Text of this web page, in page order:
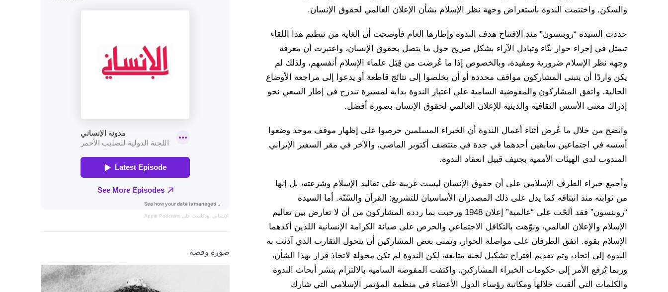
والسكن. واختتمت الندوة باستعراض وجهة نظر الإسلام بشأن الإعلان العالمي لحقوق الإنسان.
حددت السيدة “روبنسون” منذ الافتتاح هدف الندوة وإطارها العام فأوضحت أن الغاية من تنظيم هذا اللقاء
تتمثل في إجراء حوار بنّاء وتبادل الآراء بشكل صريح حول ما يتصل بحقوق الإنسان، واعتبرت أن معرفة
وجهة نظر الإسلام ضرورية ومفيدة، وبالخصوص إذا ما عُرضت من قِبَل علماء الإسلام أنفسهم، ولذلك لم
يكن واردًا أن يتبنى المشاركون مواقف محددة أو أن يخلصوا إلى نتائج قاطعة أو يدعوا إلى مراجعة الأوضاع
الحالية. واتفق المشاركون والمفوضية السامية على اعتبار الندوة بداية لمسيرة تندرج في إطار السعي نحو
إدراك معنى الأسس الثقافية والدينية للإعلان العالمي لحقوق الإنسان بصورة أفضل.
واتضح من خلال ما عُرض أثناء أعمال الندوة أن الخبراء المسلمين حرصوا على إظهار موقف موحد وضعوا
أسسه في اجتماعين سابقين أحدهما في جدة في منتصف أكتوبر الماضي، والآخر في مقر السفير الإيراني
المندوب لدى الهيئات الأممية بجنيف قبيل انعقاد الندوة.
وأجمع خبراء الطرف الإسلامي على أن حقوق الإنسان ليست غريبة على تقاليد الإسلام وشرعته، بل إنها
من ثوابته منذ انبثاقه كما يدل على ذلك المصدران الأساسيان للتشريع: القرآن والسّنّة. أما السيدة
“روبنسون” فقد ألحّت على “عالمية” إعلان 1948 ورحبت بما ردده المشاركون من أن لا تعارض بين تعاليم
الإسلام والإعلان العالمي، ونوّهت بالتكافل الاجتماعي والحرص على صيانة الكرامة الإنسانية اللذين أكدهما
الإسلام بقوة. اتفق الطرفان على مواصلة الحوار، وتمنى بعض المشاركين أن يتحول التقارب الذي آذنت به
الندوة إلى اتحاد، وتم تقديم اقتراح تشكيل لجنة متابعة، لكن الندوة لم تكن مخولة لاتخاذ قرار بهذا الشأن،
وربما يُرفع الأمر إلى حكومات الخبراء المشاركين. واكتفت المفوضة السامية بالالتزام بنشر أبحاث الندوة
والكلمات التي ألقيت خلالها ومكاتبة رؤساء الدول الأعضاء في منظمة المؤتمر الإسلامي التي شارك
الإنساني بودكاست على Apple Podcasts
صورة وقصة